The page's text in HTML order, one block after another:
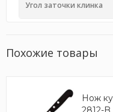
Угол заточки клинка
Похожие товары
Нож